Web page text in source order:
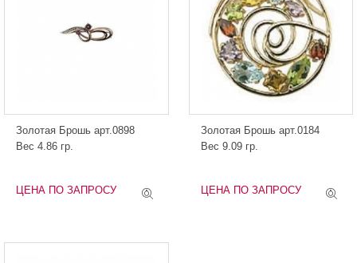
Золотая Брошь арт.0898
Вес 4.86 гр.
ЦЕНА ПО ЗАПРОСУ
Золотая Брошь арт.0184
Вес 9.09 гр.
ЦЕНА ПО ЗАПРОСУ